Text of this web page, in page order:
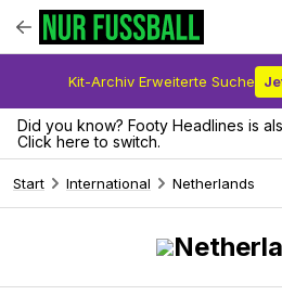
Kit-Archiv Erweiterte Suche
Did you know? Footy Headlines is
Click here to switch.
Start International Netherlands